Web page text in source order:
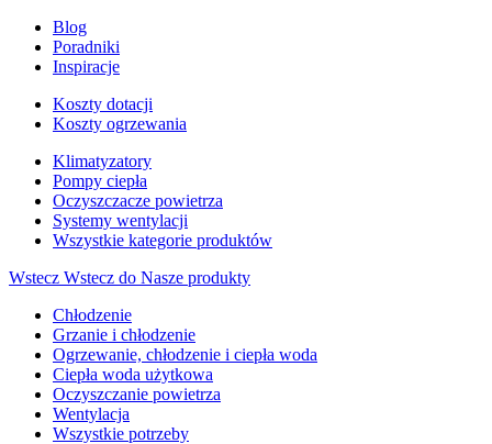
Blog
Poradniki
Inspiracje
Koszty dotacji
Koszty ogrzewania
Klimatyzatory
Pompy ciepła
Oczyszczacze powietrza
Systemy wentylacji
Wszystkie kategorie produktów
Wstecz Wstecz do Nasze produkty
Chłodzenie
Grzanie i chłodzenie
Ogrzewanie, chłodzenie i ciepła woda
Ciepła woda użytkowa
Oczyszczanie powietrza
Wentylacja
Wszystkie potrzeby